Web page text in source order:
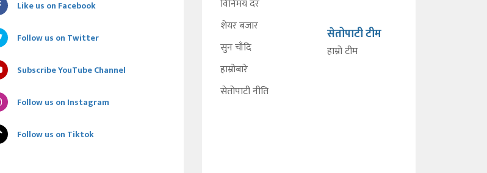
Like us on Facebook
Follow us on Twitter
Subscribe YouTube Channel
Follow us on Instagram
Follow us on Tiktok
विनिमय दर
शेयर बजार
सुन चाँदि
हाम्रोबारे
सेतोपाटी नीति
सेतोपाटी टीम
हाम्रो टीम